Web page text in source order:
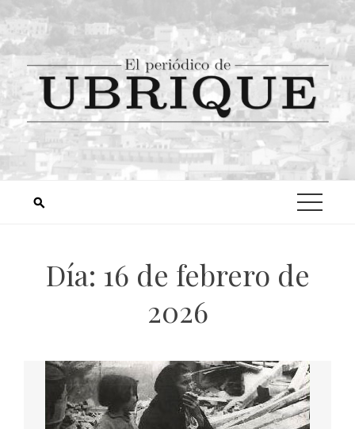
Día: 16 de febrero de
2026